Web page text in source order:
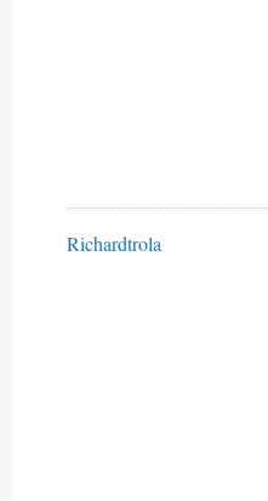
Richardtrola